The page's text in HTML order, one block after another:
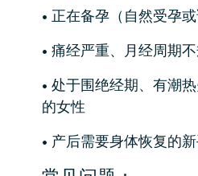
• 正在备孕（自然受孕
• 痛经严重、月经周期
• 处于围绝经期、有潮
的女性
• 产后需要身体恢复的